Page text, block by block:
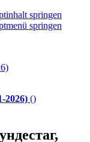
springen
springen
2026) ()